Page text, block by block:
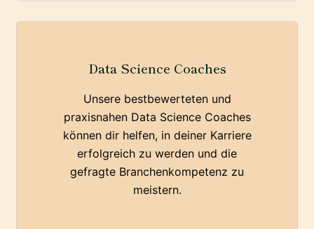
Data Science Coaches
Unsere bestbewerteten und
praxisnahen Data Science Coaches
können dir helfen, in deiner Karriere
erfolgreich zu werden und die
gefragte Branchenkompetenz zu
meistern.